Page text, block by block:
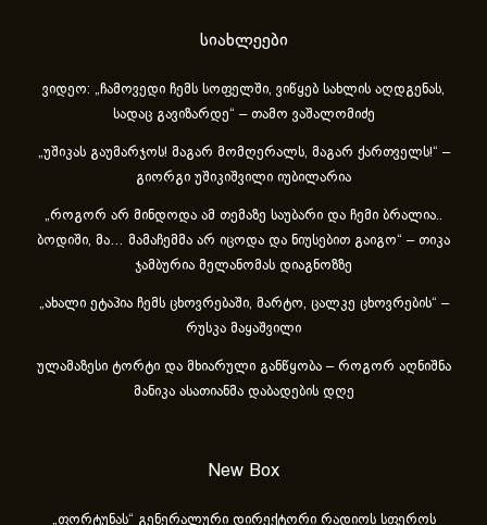
სიახლეები
ვიდეო: „ჩამოვედი ჩემს სოფელში, ვიწყებ სახლის აღდგენას,
სადაც გავიზარდე“ – თამო ვაშალომიძე
„უშიკას გაუმარჯოს! მაგარ მომღერალს, მაგარ ქართველს!“ –
გიორგი უშიკიშვილი იუბილარია
„როგორ არ მინდოდა ამ თემაზე საუბარი და ჩემი ბრალია..
ბოდიში, მა… მამაჩემმა არ იცოდა და ნიუსებით გაიგო“ – თიკა
ჯამბურია მელანომას დიაგნოზზე
„ახა­ლი ეტა­პია ჩემს ცხოვ­რე­ბა­ში, მარ­ტო, ცალ­კე ცხოვ­რე­ბის“ –
რუსკა მაყაშვილი
ულამაზესი ტორტი და მხიარული განწყობა – როგორ აღნიშნა
მანიკა ასათიანმა დაბადების დღე
New Box
„ფორტუნას“ გენერალური დირექტორი რადიოს სფეროს